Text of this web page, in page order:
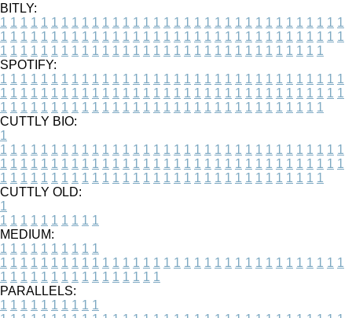
BITLY:
1 1 1 1 1 1 1 1 1 1 1 1 1 1 1 1 1 1 1 1 1 1 1 1 1 1 1 1 1 1 1 1 1 1
1 1 1 1 1 1 1 1 1 1 1 1 1 1 1 1 1 1 1 1 1 1 1 1 1 1 1 1 1 1 1 1 1 1
1 1 1 1 1 1 1 1 1 1 1 1 1 1 1 1 1 1 1 1 1 1 1 1 1 1 1 1 1 1 1 1
SPOTIFY:
1 1 1 1 1 1 1 1 1 1 1 1 1 1 1 1 1 1 1 1 1 1 1 1 1 1 1 1 1 1 1 1 1 1
1 1 1 1 1 1 1 1 1 1 1 1 1 1 1 1 1 1 1 1 1 1 1 1 1 1 1 1 1 1 1 1 1 1
1 1 1 1 1 1 1 1 1 1 1 1 1 1 1 1 1 1 1 1 1 1 1 1 1 1 1 1 1 1 1 1
CUTTLY BIO:
1
1 1 1 1 1 1 1 1 1 1 1 1 1 1 1 1 1 1 1 1 1 1 1 1 1 1 1 1 1 1 1 1 1 1
1 1 1 1 1 1 1 1 1 1 1 1 1 1 1 1 1 1 1 1 1 1 1 1 1 1 1 1 1 1 1 1 1 1
1 1 1 1 1 1 1 1 1 1 1 1 1 1 1 1 1 1 1 1 1 1 1 1 1 1 1 1 1 1 1 1
CUTTLY OLD:
1
1 1 1 1 1 1 1 1 1 1
MEDIUM:
1 1 1 1 1 1 1 1 1 1
1 1 1 1 1 1 1 1 1 1 1 1 1 1 1 1 1 1 1 1 1 1 1 1 1 1 1 1 1 1 1 1 1 1
1 1 1 1 1 1 1 1 1 1 1 1 1 1 1 1
PARALLELS:
1 1 1 1 1 1 1 1 1 1